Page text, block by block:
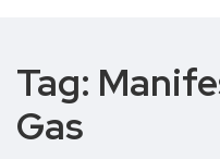
Tag:
Gas